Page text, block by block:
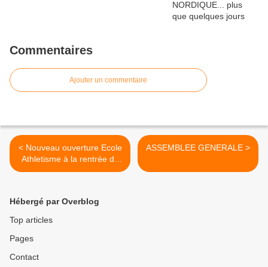
Commentaires
Ajouter un commentaire
< Nouveau ouverture Ecole
Athletisme à la rentrée de
Septembre
ASSEMBLEE GENERALE >
Hébergé par Overblog
Top articles
Pages
Contact